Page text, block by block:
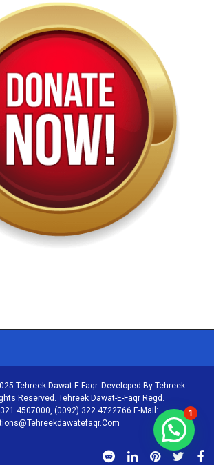
Tehreek Dawat-E-Faqr. Developed By Tehreek
Reserved. Tehreek Dawat-E-Faqr Regd.
4507000, (0092) 322 4722766 E-Mail:
1